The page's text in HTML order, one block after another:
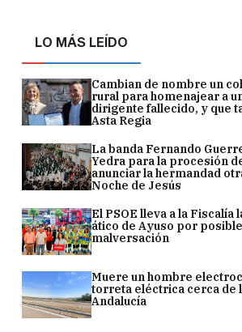
LO MÁS LEÍDO
Cambian de nombre un
rural para homenajear a
dirigente fallecido, y que
Asta Regia
La banda Fernando
Yedra para la procesión
anunciar la hermandad
Noche de Jesús
El PSOE lleva a la Fiscalía
ático de Ayuso por
malversación
Muere un hombre
torreta eléctrica cerca de
Andalucía